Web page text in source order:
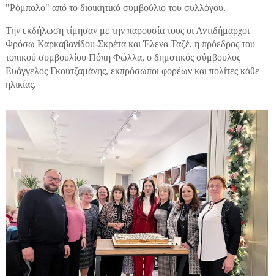
"Ρόμπολο" από το διοικητικό συμβούλιο του συλλόγου.
Την εκδήλωση τίμησαν με την παρουσία τους οι Αντιδήμαρχοι
Φρόσω Καρκαβανίδου-Σκρέτα και Έλενα Ταζέ, η πρόεδρος του
τοπικού συμβουλίου Πόπη Φώλλα, ο δημοτικός σύμβουλος
Ευάγγελος Γκουτζαμάνης, εκπρόσωποι φορέων και πολίτες κάθε
ηλικίας.